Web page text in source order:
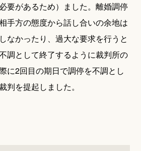
要があるため）ました。離婚調停
手方の態度から話し合いの余地は
なかったり、過大な要求を行うと
調として終了するように裁判所の
に2回目の期日で調停を不調とし
判を提起しました。